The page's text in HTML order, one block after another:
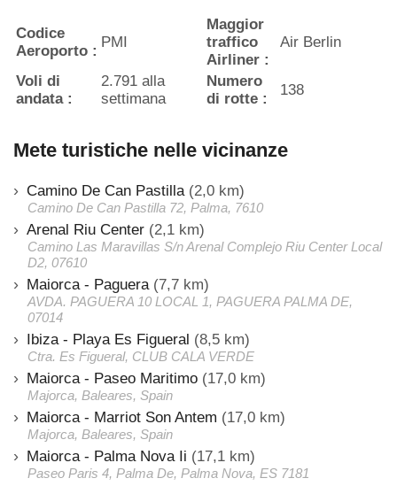
Codice
Aeroporto :
PMI
Maggior
traffico
Airliner :
Air Berlin
Voli di
andata :
2.791 alla
settimana
Numero
di rotte :
138
Mete turistiche nelle vicinanze
Camino De Can Pastilla(2,0 km)
Camino De Can Pastilla 72, Palma, 7610
Arenal Riu Center (2,1 km)
Camino Las Maravillas S/n Arenal Complejo Riu Center Local
D2, 07610
Maiorca - Paguera(7,7 km)
AVDA. PAGUERA 10 LOCAL 1, PAGUERA PALMA DE,
07014
Ibiza - Playa Es Figueral (8,5 km)
Ctra. Es Figueral, CLUB CALA VERDE
Maiorca - Paseo Maritimo (17,0 km)
Majorca, Baleares, Spain
Maiorca - Marriot Son Antem (17,0 km)
Majorca, Baleares, Spain
Maiorca - Palma Nova Ii (17,1 km)
Paseo Paris 4, Palma De, Palma Nova, ES 7181